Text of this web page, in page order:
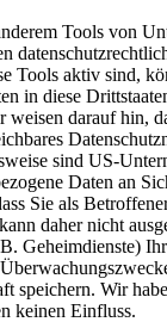
Tools von
Tools aktiv sind,
in diese
weisen darauf hin,
sind US-
Daten an
Sie als
daher nicht
Geheimdienste)
speichern. Wir
keinen Einfluss.